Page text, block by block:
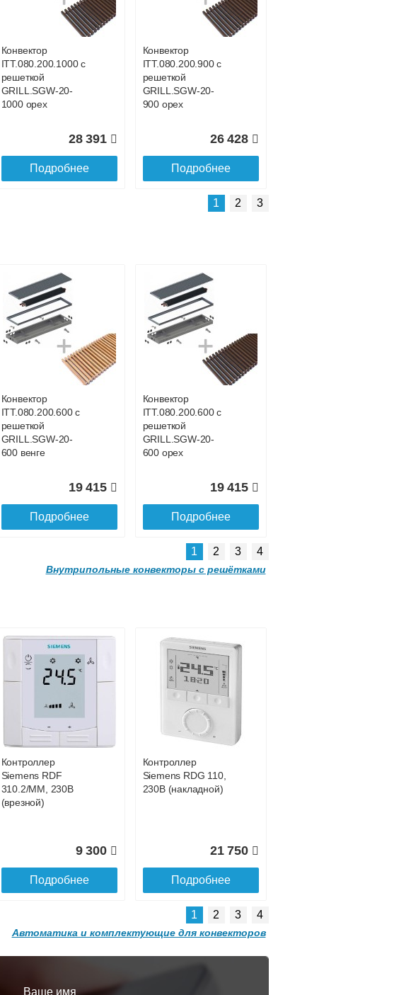
до подъезда
Подробнее о доставке
Конвектор
ITT.080.200.1000 с
решеткой
GRILL.SGW-20-
1000 орех
28 391
Подробнее
Конвектор
ITT.080.200.900 с
решеткой
GRILL.SGW-20-
900 орех
26 428
Подробнее
Конвектор
ITT.080.200.4300 с
GRILL.SGW-20-
107 188
Подробнее
Конвектор
ITT.080.200.4200 с
GRILL.SGW-20-
103 803
Подробнее
решеткой
GRILL.SGW-20-
3800 орех
93 923
Подробнее
1 2 3
Конвектор
ITT.080.200.600 с
решеткой
GRILL.SGW-20-
600 венге
19 415
Подробнее
Конвектор
ITT.080.200.600 с
решеткой
GRILL.SGW-20-
600 орех
19 415
Подробнее
Конвектор
решеткой
GRILL.SGW-20-
1200 венге
Подробнее
Конвектор
ITT.080.200.1200 с
GRILL.SGW-20-
1200 орех
Подробнее
Конвектор
решеткой
Конвектор
1 2 3 4
Внутрипольные конвекторы с решётками
Контроллер
Siemens RDF
310.2/MM, 230В
(врезной)
9 300
Подробнее
Контроллер
Siemens RDG 110,
230В (накладной)
21 750
Подробнее
1 2 3 4
Автоматика и комплектующие для конвекторов
Ваше имя